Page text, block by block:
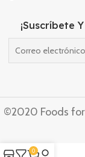
¡Suscríbete
©2020 Foods
0